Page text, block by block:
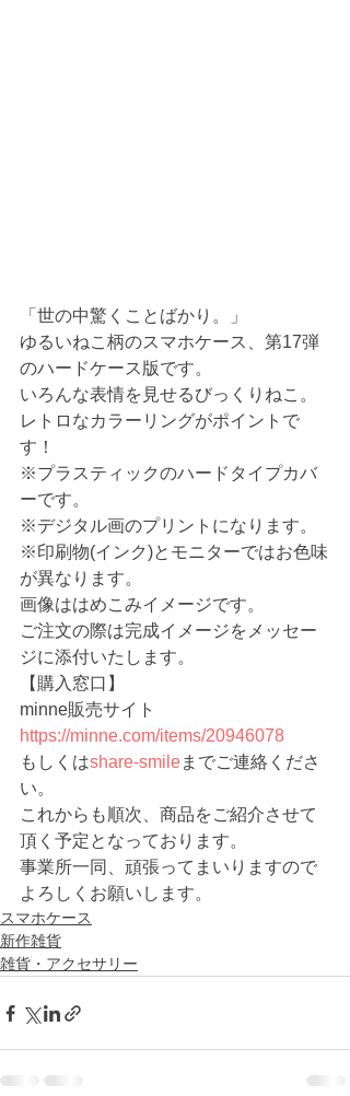
「世の中驚くことばかり。」
ゆるいねこ柄のスマホケース、第17弾
のハードケース版です。
いろんな表情を見せるびっくりねこ。
レトロなカラーリングがポイントで
す！
※プラスティックのハードタイプカバ
ーです。
※デジタル画のプリントになります。
※印刷物(インク)とモニターではお色味
が異なります。
画像ははめこみイメージです。
ご注文の際は完成イメージをメッセー
ジに添付いたします。
【購入窓口】
minne販売サイト
https://minne.com/items/20946078
もしくはshare-smileまでご連絡くださ
い。
これからも順次、商品をご紹介させて
頂く予定となっております。
事業所一同、頑張ってまいりますので
よろしくお願いします。
スマホケース
新作雑貨
雑貨・アクセサリー